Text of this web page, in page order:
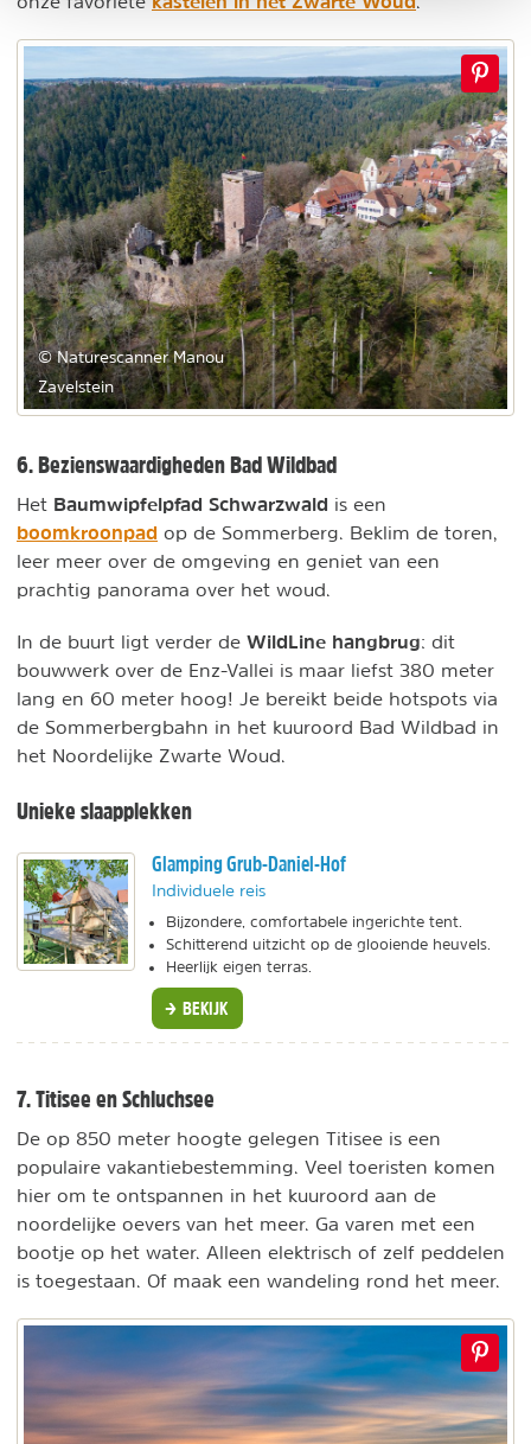
© Naturescanner Manou
Zavelstein
6. Bezienswaardigheden Bad Wildbad
Het Baumwipfelpfad Schwarzwald is een
boomkroonpad op de Sommerberg. Beklim de toren,
leer meer over de omgeving en geniet van een
prachtig panorama over het woud.
In de buurt ligt verder de WildLine hangbrug: dit
bouwwerk over de Enz-Vallei is maar liefst 380 meter
lang en 60 meter hoog! Je bereikt beide hotspots via
de Sommerbergbahn in het kuuroord Bad Wildbad in
het Noordelijke Zwarte Woud.
Unieke slaapplekken
Glamping Grub-Daniel-Hof
Individuele reis
Bijzondere, comfortabele ingerichte tent.
Schitterend uitzicht op de glooiende heuvels.
Heerlijk eigen terras.
BEKIJK
7. Titisee en Schluchsee
De op 850 meter hoogte gelegen Titisee is een
populaire vakantiebestemming. Veel toeristen komen
hier om te ontspannen in het kuuroord aan de
noordelijke oevers van het meer. Ga varen met een
bootje op het water. Alleen elektrisch of zelf peddelen
is toegestaan. Of maak een wandeling rond het meer.